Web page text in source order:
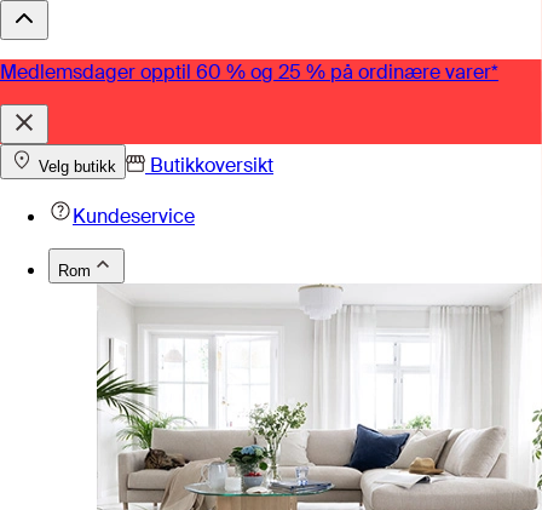
Medlemsdager opptil 60 % og 25 % på ordinære varer*
Velg butikk
Butikkoversikt
Kundeservice
Rom